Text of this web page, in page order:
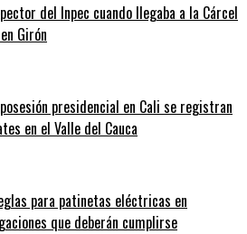
del Inpec cuando llegaba a la Cárcel
Girón
presidencial en Cali se registran
en el Valle del Cauca
para patinetas eléctricas en
que deberán cumplirse